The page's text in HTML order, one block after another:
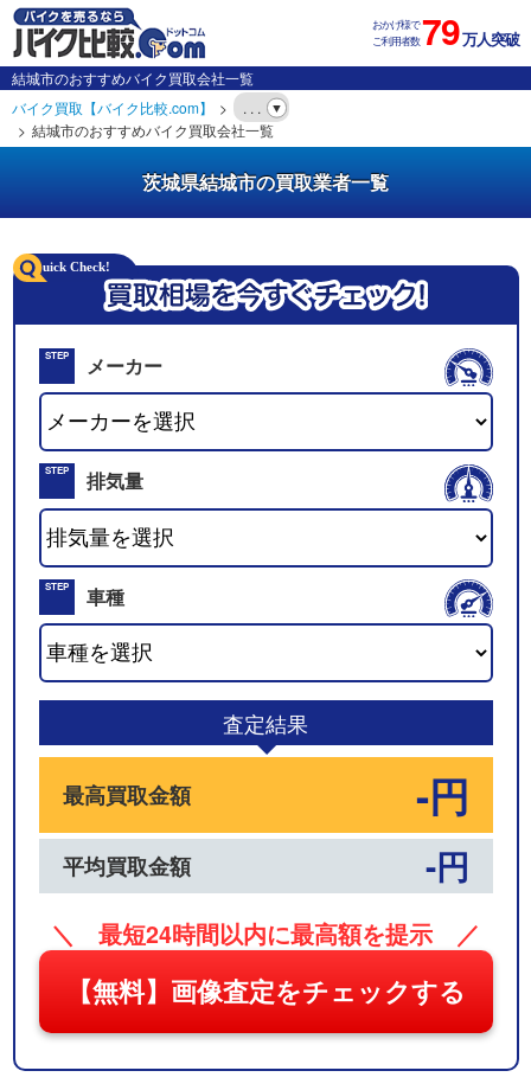
おかげ様で
ご利用者数79万人突破
結城市のおすすめバイク買取会社一覧
バイク買取【バイク比較.com】
. . .
結城市のおすすめバイク買取会社一覧
茨城県結城市の買取業者一覧
STEP
01
メーカー
STEP
02
排気量
STEP
03
車種
査定結果
最高買取金額 -円
平均買取金額 -円
＼ 最短24時間以内に最高額を提示 ／
【無料】画像査定をチェックする